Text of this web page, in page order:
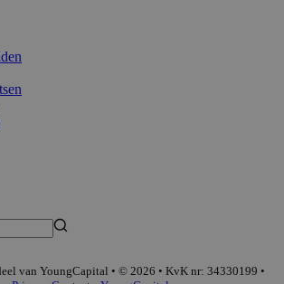
van YoungCapital • © 2026 • KvK nr: 34330199 •